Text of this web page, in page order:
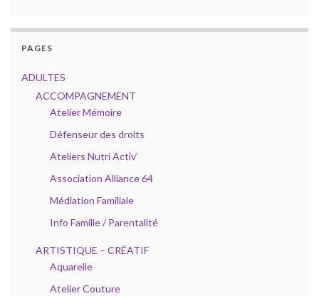
PAGES
ADULTES
ACCOMPAGNEMENT
Atelier Mémoire
Défenseur des droits
Ateliers Nutri Activ’
Association Alliance 64
Médiation Familiale
Info Famille / Parentalité
ARTISTIQUE – CRÉATIF
Aquarelle
Atelier Couture